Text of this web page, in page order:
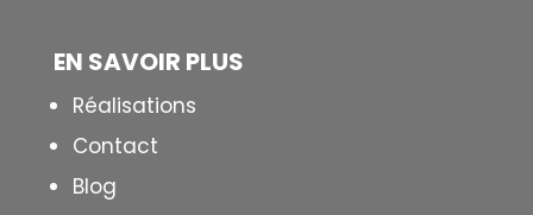
EN SAVOIR PLUS
Réalisations
Contact
Blog